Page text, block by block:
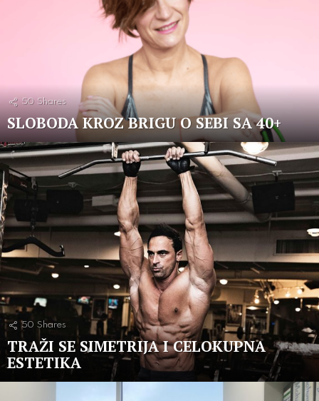
50 Shares
SLOBODA KROZ BRIGU O SEBI SA 40+
50 Shares
TRAŽI SE SIMETRIJA I CELOKUPNA
ESTETIKA